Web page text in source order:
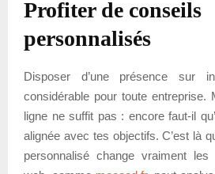
Profiter de conseils
personnalisés
Disposer d’une présence sur
considérable pour toute entreprise.
ligne ne suffit pas : encore faut-il
alignée avec tes objectifs. C’est là
personnalisé change vraiment